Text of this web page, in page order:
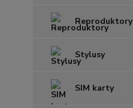
Reproduktory
Stylusy
SIM karty